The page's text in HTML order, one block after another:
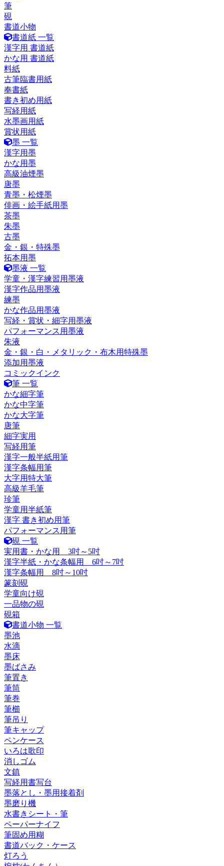
筆
硯
書道小物
書道紙 一覧
漢字用 書道紙
かな用 書道紙
料紙
古筆臨書用紙
奉書紙
書き初め用紙
写経用紙
水墨画用紙
賞状用紙
墨 一覧
漢字用墨
かな用墨
高級油煙墨
唐墨
青墨・松煙墨
俳画・絵手紙用墨
茶墨
朱墨
古墨
金・銀・特殊墨
拓本用墨
墨液 一覧
学童・漢字練習用墨液
漢字作品用墨液
練墨
かな作品用墨液
写経・賞状・細字用墨液
パフォーマンス用墨液
朱液
金・銀・白・メタリック・布木用特殊墨
添加用墨液
コミックインク
筆 一覧
かな細字筆
かな中字筆
かな大字筆
唐筆
細字実用
写経用筆
漢字一般半紙用筆
漢字条幅用筆
大字用特大筆
高級羊毛筆
珍筆
学童用半紙筆
漢字 書き初め用筆
パフォーマンス用筆
硯 一覧
実用書・かな用 3吋～5吋
漢字半紙・かな条幅用 6吋～7吋
漢字条幅用 8吋～10吋
篆刻硯
学童向け硯
一品物の硯
硯箱
書道小物 一覧
墨池
水滴
墨床
墨ばさみ
筆置き
筆筒
筆巻
筆櫛
筆吊り
筆キャップ
ペンケース
いろは歌印
消しゴム
文鎮
写経用書写台
墨落とし・墨用接着剤
墨磨り機
水書きシート・筆
ペーパーナイフ
筆固め用糊
書道バック・ケース
灯ろう